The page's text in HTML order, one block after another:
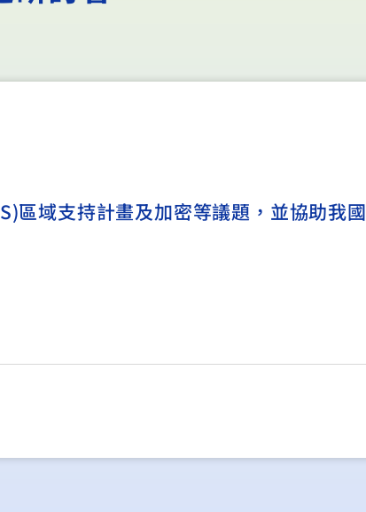
區域支持計畫及加密等議題，並協助我國